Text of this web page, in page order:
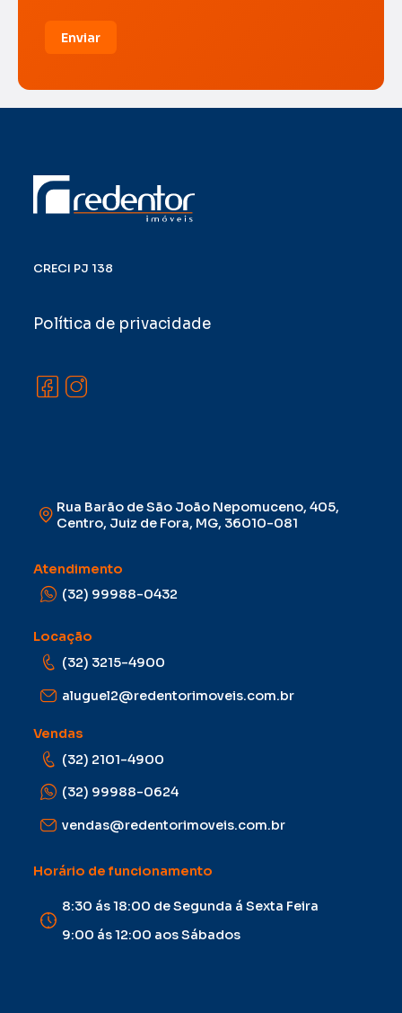
Enviar
CRECI PJ 138
Política de privacidade
Rua Barão de São João Nepomuceno, 405,
Centro, Juiz de Fora, MG, 36010-081
Atendimento
(32) 99988-0432
Locação
(32) 3215-4900
aluguel2@redentorimoveis.com.br
Vendas
(32) 2101-4900
(32) 99988-0624
vendas@redentorimoveis.com.br
Horário de funcionamento
8:30 ás 18:00 de Segunda á Sexta Feira
9:00 ás 12:00 aos Sábados